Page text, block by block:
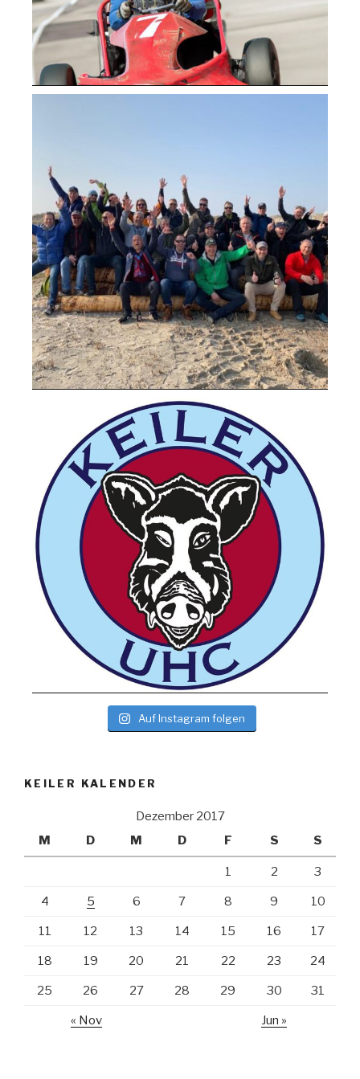
Auf Instagram folgen
KEILER KALENDER
Dezember 2017
M
D M D F S S
1 2 3
4 5 6 7 8 9 10
11 12 13 14 15 16 17
18 19 20 21 22 23 24
25 26 27 28 29 30 31
« Nov Jun »